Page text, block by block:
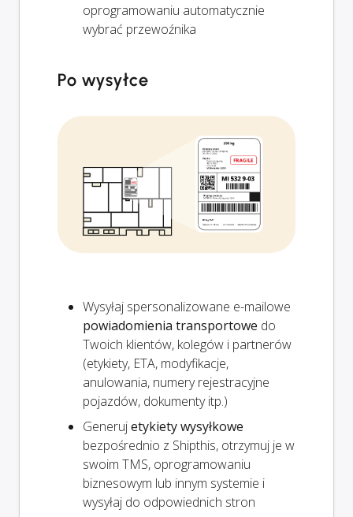
oprogramowaniu automatycznie
wybrać przewoźnika
Po wysyłce
Wysyłaj spersonalizowane e-mailowe
powiadomienia transportowe do
Twoich klientów, kolegów i partnerów
(etykiety, ETA, modyfikacje,
anulowania, numery rejestracyjne
pojazdów, dokumenty itp.)
Generujetykiety wysyłkowe
bezpośrednio z Shipthis, otrzymuj je w
swoim TMS, oprogramowaniu
biznesowym lub innym systemie i
wysyłaj do odpowiednich stron